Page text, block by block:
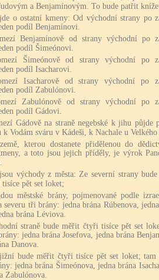
a Benjamínovým. To bude patřit
o ostatní kmeny: Od východní strany po
podíl Benjamínovi.
Benjamínově od strany východní po
podíl Šimeónovi.
Šimeónově od strany východní po
podíl Isacharovi.
Isacharově od strany východní po
podíl Zabulónovi.
Zabulónově od strany východní po
podíl Gádovi.
Gádově na straně negebské k jihu půjde
k Vodám sváru v Kádeši, k Nachale u
kterou dostanete přidělenou do
a toto jsou jejich příděly, je výrok
východy z města: Ze severní strany bude
pět set loket;
městské brány, pojmenované podle
severu tři brány: jedna brána Rúbenova,
brána Léviova.
straně bude měřit čtyři tisíce pět set
jedna brána Josefova, jedna brána
Danova.
bude měřit čtyři tisíce pět set loket; tam
jedna brána Šimeónova, jedna brána
Zabulónova.